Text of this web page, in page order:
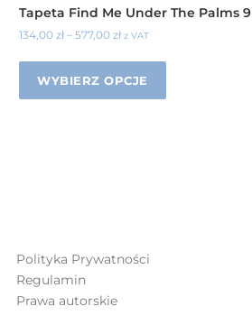
Tapeta Find Me Under The Palms 9
134,00 zł –577,00 zł z VAT
WYBIERZ OPCJE
Polityka Prywatności
Regulamin
Prawa autorskie